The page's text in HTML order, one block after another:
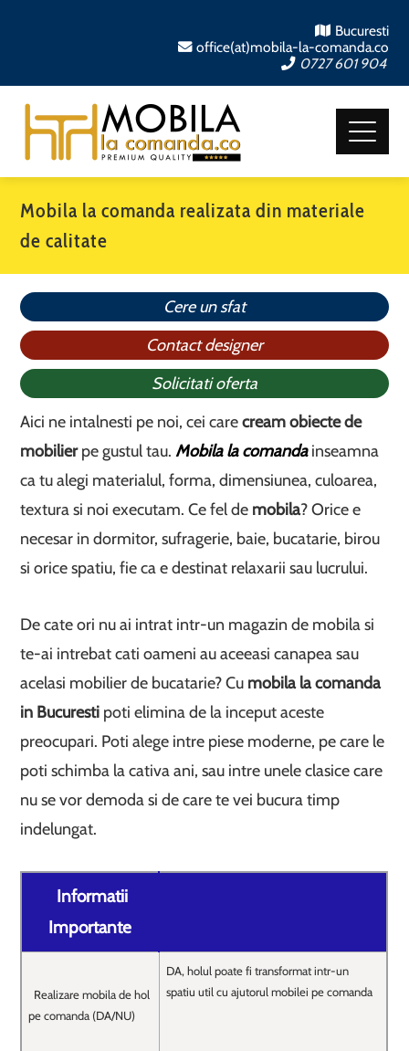
Bucuresti
office(at)mobila-la-comanda.co
0727 601 904
Mobila la comanda realizata din materiale
de calitate
Cere un sfat
Contact designer
Solicitati oferta
Aici ne intalnesti pe noi, cei carecream obiecte de
mobilierpe gustul tau.Mobila la comandainseamna
ca tu alegi materialul, forma, dimensiunea, culoarea,
textura si noi executam. Ce fel de mobila? Orice e
necesar in dormitor, sufragerie, baie, bucatarie, birou
si orice spatiu, fie ca e destinat relaxarii sau lucrului.
De cate ori nu ai intrat intr-un magazin de mobila si
te-ai intrebat cati oameni au aceeasi canapea sau
acelasi mobilier de bucatarie? Cu mobila la comanda
in Bucuresti poti elimina de la inceput aceste
preocupari. Poti alege intre piese moderne, pe care le
poti schimba la cativa ani, sau intre unele clasice care
nu se vor demoda si de care te vei bucura timp
indelungat.
Informatii
Importante
Realizare mobila de hol
pe comanda (DA/NU)
DA, holul poate fi transformat intr-un
spatiu util cu ajutorul mobilei pe comanda